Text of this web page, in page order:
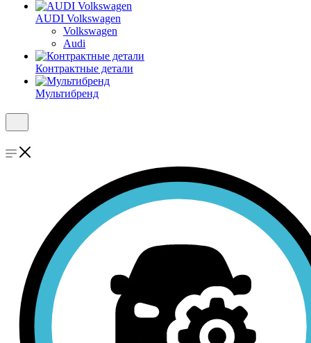
AUDI Volkswagen
Volkswagen
Audi
Контрактные детали
Мультибренд